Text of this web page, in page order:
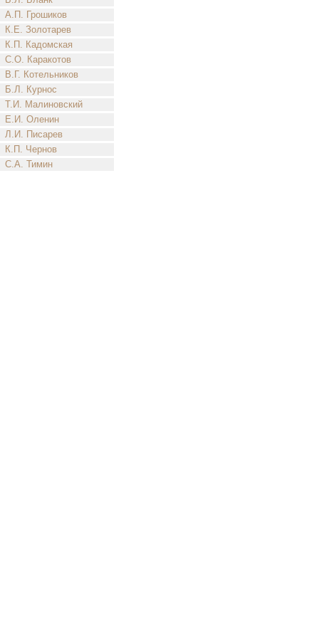
А.П. Грошиков
К.Е. Золотарев
К.П. Кадомская
С.О. Каракотов
В.Г. Котельников
Б.Л. Курнос
Т.И. Малиновский
Е.И. Оленин
Л.И. Писарев
К.П. Чернов
С.А. Тимин